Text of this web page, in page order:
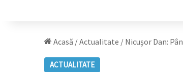
Acasă /Actualitate / Nicușor Dan:
ACTUALITATE